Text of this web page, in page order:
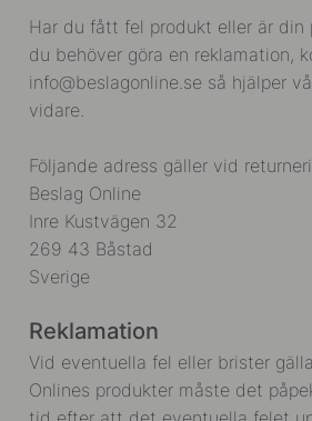
Har du fått fel produkt eller är din
du behöver göra en reklamation,
info@beslagonline.se så hjälper
vidare.
Följande adress gäller vid
Beslag Online
Inre Kustvägen 32
269 43 Båstad
Sverige
Reklamation
Vid eventuella fel eller brister
Onlines produkter måste det